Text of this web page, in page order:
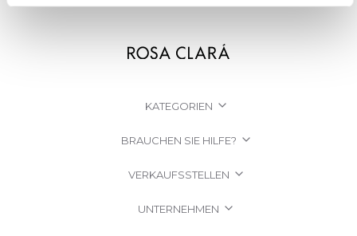
KATEGORIEN
BRAUCHEN SIE HILFE?
VERKAUFSSTELLEN
UNTERNEHMEN